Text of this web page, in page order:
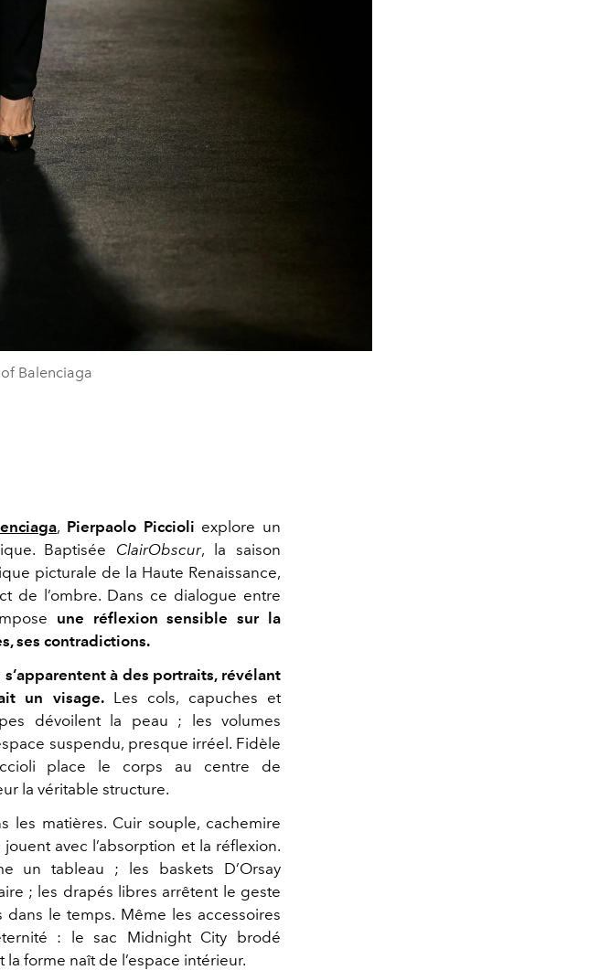
Balenciaga
, Pierpaolo Piccioli explore un
Baptisée ClairObscur, la saison
picturale de la Haute Renaissance,
de l’ombre. Dans ce dialogue entre
une réflexion sensible sur la
ses contradictions.
s’apparentent à des portraits, révélant
un visage.Les cols, capuches et
dévoilent la peau ; les volumes
suspendu, presque irréel. Fidèle
place le corps au centre de
la véritable structure.
les matières. Cuir souple, cachemire
avec l’absorption et la réflexion.
un tableau ; les baskets D’Orsay
; les drapés libres arrêtent le geste
le temps. Même les accessoires
: le sac Midnight City brodé
forme naît de l’espace intérieur.